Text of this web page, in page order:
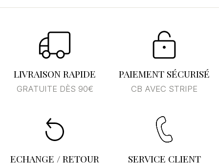
LIVRAISON RAPIDE
GRATUITE DÈS 90€
PAIEMENT SÉCURISÉ
CB AVEC STRIPE
ECHANGE / RETOUR SERVICE CLIENT